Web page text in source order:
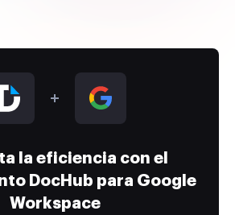
la eficiencia con el
DocHub para Google
Workspace